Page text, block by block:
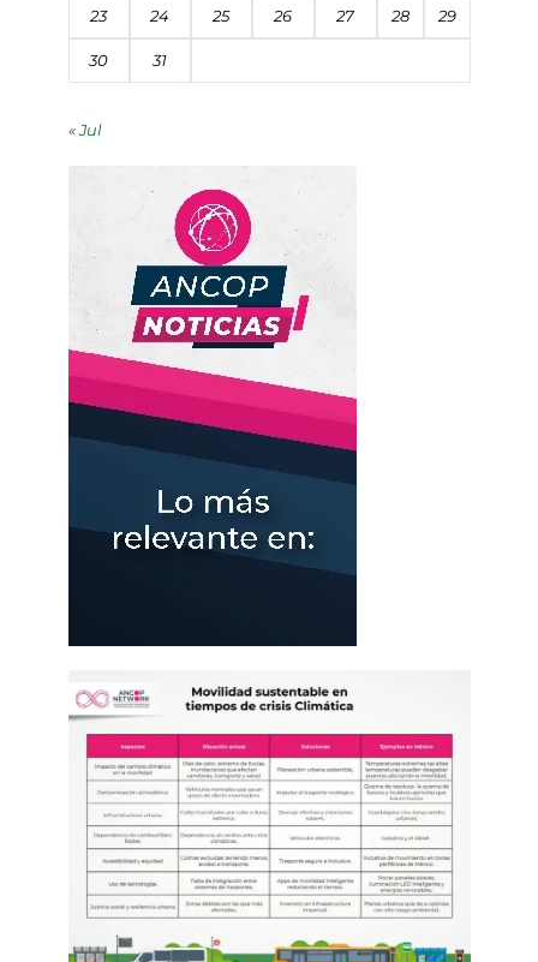
23 24 25 26 27 28 29
30 31
« Jul